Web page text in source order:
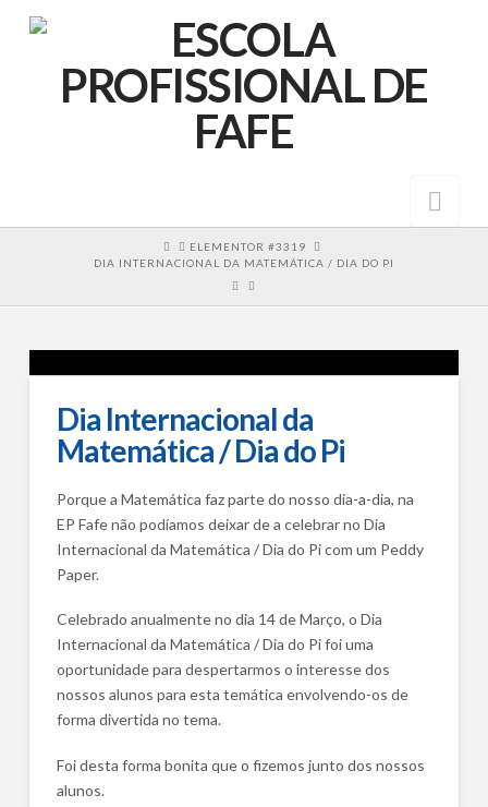
HOMEELEMENTOR #3319
DIA INTERNACIONAL DA MATEMÁTICA / DIA DO PI
Dia Internacional da
Matemática / Dia do Pi
Porque a Matemática faz parte do nosso dia-a-dia, na
EP Fafe não podíamos deixar de a celebrar no Dia
Internacional da Matemática / Dia do Pi com um Peddy
Paper.
Celebrado anualmente no dia 14 de Março, o Dia
Internacional da Matemática / Dia do Pi foi uma
oportunidade para despertarmos o interesse dos
nossos alunos para esta temática envolvendo-os de
forma divertida no tema.
Foi desta forma bonita que o fizemos junto dos nossos
alunos.